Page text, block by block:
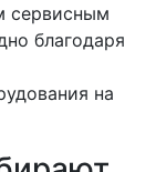
сервисным
благодаря
на